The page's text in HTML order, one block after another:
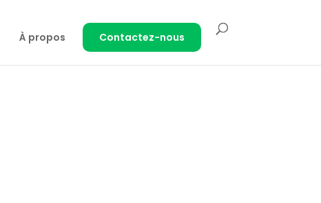
À propos Contactez-nous